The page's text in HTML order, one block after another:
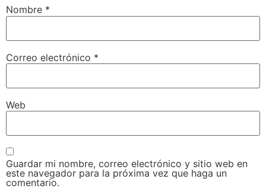
Nombre *
Correo electrónico *
Web
Guardar mi nombre, correo electrónico y sitio web en
este navegador para la próxima vez que haga un
comentario.